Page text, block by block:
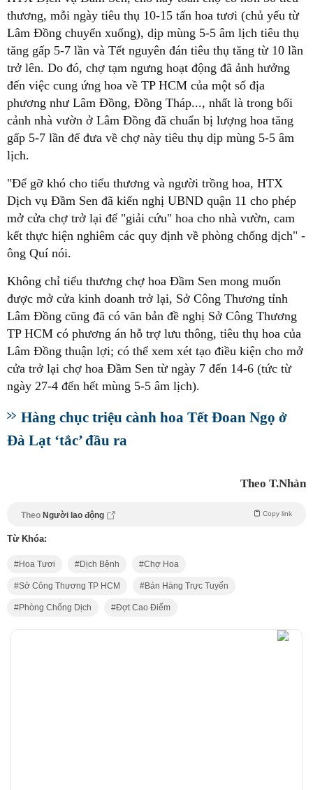
thương, mỗi ngày tiêu thụ 10-15 tấn hoa tươi (chủ yếu từ
Lâm Đồng chuyển xuống), dịp mùng 5-5 âm lịch tiêu thụ
tăng gấp 5-7 lần và Tết nguyên đán tiêu thụ tăng từ 10 lần
trở lên. Do đó, chợ tạm ngưng hoạt động đã ảnh hưởng
đến việc cung ứng hoa về TP HCM của một số địa
phương như Lâm Đồng, Đồng Tháp..., nhất là trong bối
cảnh nhà vườn ở Lâm Đồng đã chuẩn bị lượng hoa tăng
gấp 5-7 lần để đưa về chợ này tiêu thụ dịp mùng 5-5 âm
lịch.
"Để gỡ khó cho tiểu thương và người trồng hoa, HTX
Dịch vụ Đầm Sen đã kiến nghị UBND quận 11 cho phép
mở cửa chợ trở lại để "giải cứu" hoa cho nhà vườn, cam
kết thực hiện nghiêm các quy định về phòng chống dịch" -
ông Quí nói.
Không chỉ tiểu thương chợ hoa Đầm Sen mong muốn
được mở cửa kinh doanh trở lại, Sở Công Thương tỉnh
Lâm Đồng cũng đã có văn bản đề nghị Sở Công Thương
TP HCM có phương án hỗ trợ lưu thông, tiêu thụ hoa của
Lâm Đồng thuận lợi; có thể xem xét tạo điều kiện cho mở
cửa trở lại chợ hoa Đầm Sen từ ngày 7 đến 14-6 (tức từ
ngày 27-4 đến hết mùng 5-5 âm lịch).
Hàng chục triệu cành hoa Tết Đoan Ngọ ở
Đà Lạt ‘tắc’ đầu ra
Theo T.Nhàn
Theo Người lao động Copy link
Từ Khóa:
Hoa Tươi Dịch Bệnh Chợ Hoa
Sở Công Thương TP HCM Bán Hàng Trực Tuyến
Phòng Chống Dịch Đợt Cao Điểm